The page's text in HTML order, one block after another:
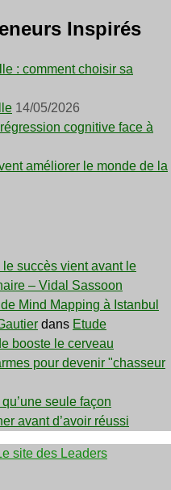
Inspirés
: comment choisir sa
14/05/2026
cognitive face à
améliorer le monde de la
le succès vient avant le
– Vidal Sassoon
Mind Mapping à Istanbul
dans Etude
booste le cerveau
pour devenir "chasseur
qu’une seule façon
avant d’avoir réussi
site des Leaders